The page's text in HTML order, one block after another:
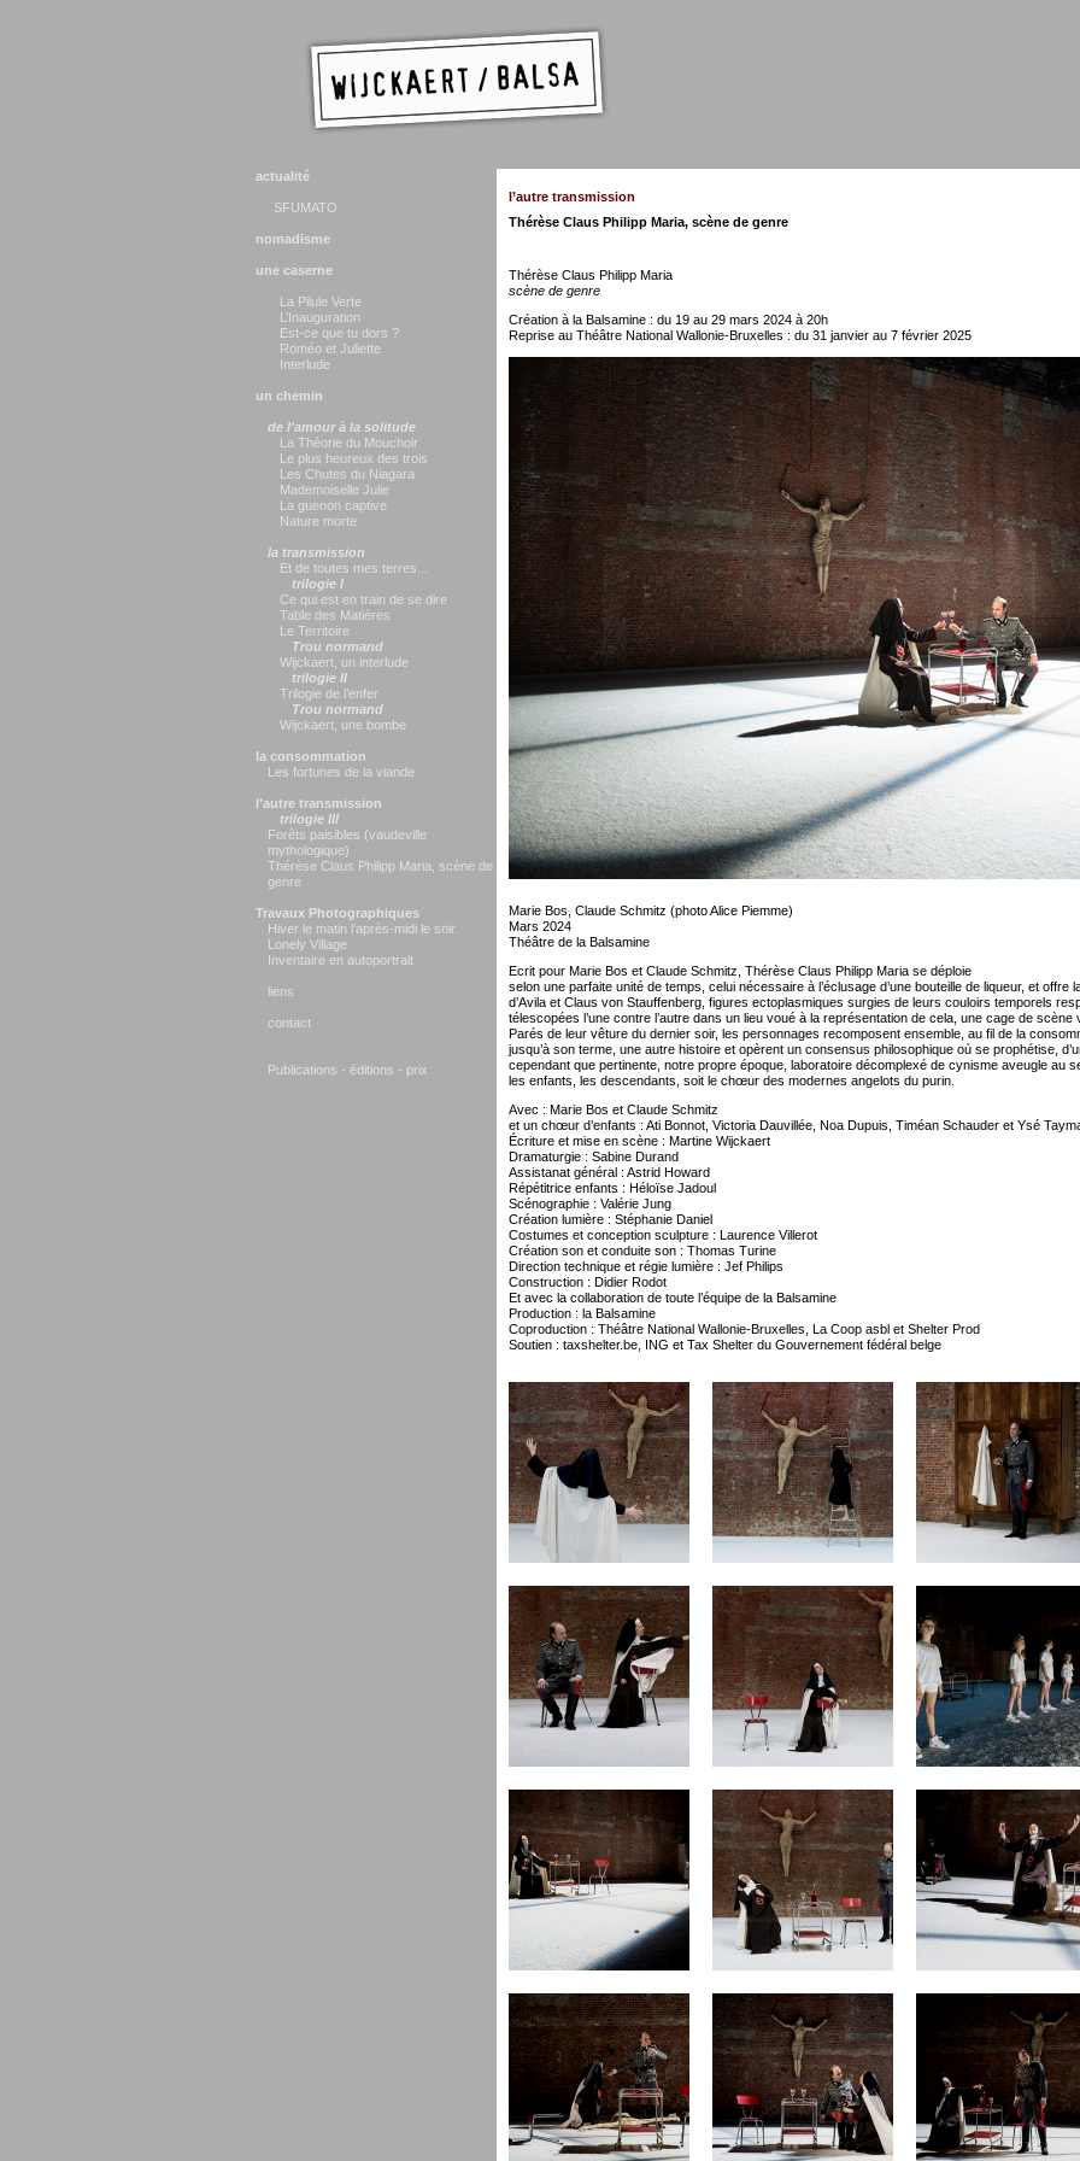
actualité
SFUMATO
nomadisme
une caserne
La Pilule Verte
L’Inauguration
Est-ce que tu dors ?
Roméo et Juliette
Interlude
un chemin
de l’amour à la solitude
La Théorie du Mouchoir
Le plus heureux des trois
Les Chutes du Niagara
Mademoiselle Julie
La guenon captive
Nature morte
la transmission
Et de toutes mes terres...
trilogie I
Ce qui est en train de se dire
Table des Matières
Le Territoire
Trou normand
Wijckaert, un interlude
trilogie II
Trilogie de l’enfer
Trou normand
Wijckaert, une bombe
la consommation
Les fortunes de la viande
l’autre transmission
trilogie III
Forêts paisibles (vaudeville
mythologique)
Thérèse Claus Philipp Maria, scène de
genre
Travaux Photographiques
Hiver le matin l’après-midi le soir
Lonely Village
Inventaire en autoportrait
liens
contact
Publications - éditions - prix
l’autre transmission
Thérèse Claus Philipp Maria, scène de genre
Thérèse Claus Philipp Maria
scène de genre
Création à la Balsamine : du 19 au 29 mars 2024 à 20h
Reprise au Théâtre National Wallonie-Bruxelles : du 31 janvier au 7 février 2025
Marie Bos, Claude Schmitz (photo Alice Piemme)
Mars 2024
Théâtre de la Balsamine
Ecrit pour Marie Bos et Claude Schmitz, Thérèse Claus Philipp Maria se déploie
selon une parfaite unité de temps, celui nécessaire à l’éclusage d’une bouteille de liqueur, et
d’Avila et Claus von Stauffenberg, figures ectoplasmiques surgies de leurs couloirs temporels
télescopées l’une contre l’autre dans un lieu voué à la représentation de cela, une cage de scène
Parés de leur vêture du dernier soir, les personnages recomposent ensemble, au fil de la
jusqu’à son terme, une autre histoire et opèrent un consensus philosophique où se prophétise,
cependant que pertinente, notre propre époque, laboratoire décomplexé de cynisme aveugle au
les enfants, les descendants, soit le chœur des modernes angelots du purin.
Avec : Marie Bos et Claude Schmitz
et un chœur d’enfants : Ati Bonnot, Victoria Dauvillée, Noa Dupuis, Timéan Schauder et Ysé
Écriture et mise en scène : Martine Wijckaert
Dramaturgie : Sabine Durand
Assistanat général : Astrid Howard
Répétitrice enfants : Héloïse Jadoul
Scénographie : Valérie Jung
Création lumière : Stéphanie Daniel
Costumes et conception sculpture : Laurence Villerot
Création son et conduite son : Thomas Turine
Direction technique et régie lumière : Jef Philips
Construction : Didier Rodot
Et avec la collaboration de toute l’équipe de la Balsamine
Production : la Balsamine
Coproduction : Théâtre National Wallonie-Bruxelles, La Coop asbl et Shelter Prod
Soutien : taxshelter.be, ING et Tax Shelter du Gouvernement fédéral belge